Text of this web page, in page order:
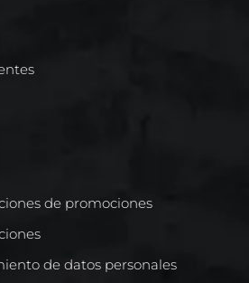
de promociones
de datos personales